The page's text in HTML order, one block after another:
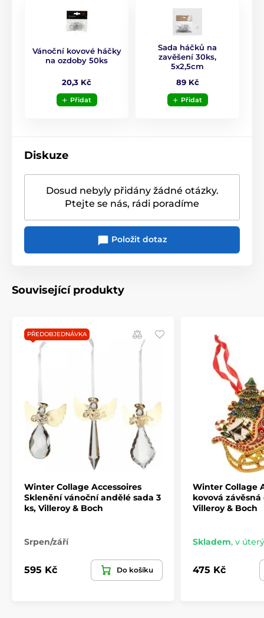
Vánoční kovové háčky
na ozdoby 50ks
20,3 Kč
Přidat
Sada háčků na
zavěšení 30ks,
5x2,5cm
89 Kč
Přidat
Diskuze
Dosud nebyly přidány žádné otázky.
Ptejte se nás, rádi poradíme
Položit dotaz
Související produkty
PŘEDOBJEDNÁVKA
Winter Collage Accessoires
Sklenění vánoční andělé sada 3
ks, Villeroy & Boch
Srpen/září
595 Kč Do košíku
Winter Collage
kovová
Villeroy & Boch
Skladem, v úterý
475 Kč